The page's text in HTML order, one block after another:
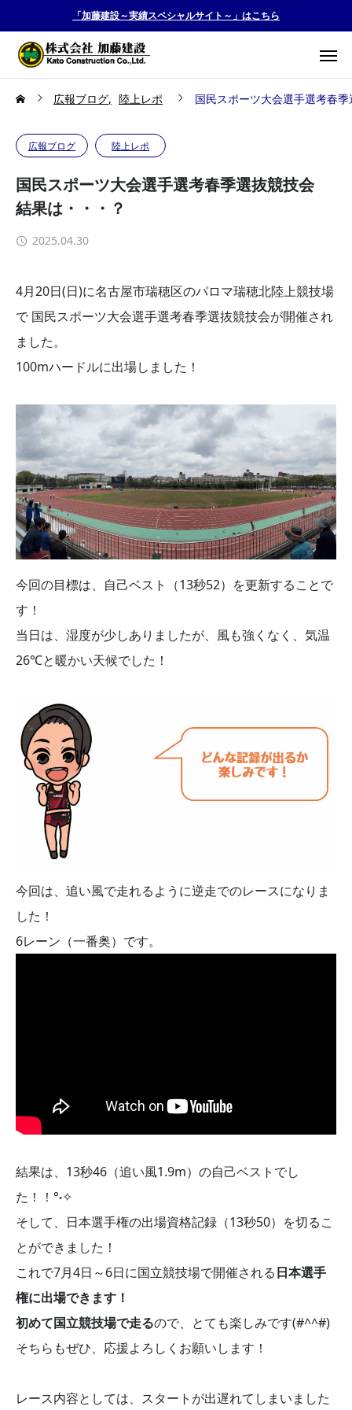
「加藤建設～実績スペシャルサイト～」はこちら
広報ブログ 陸上レポ 国民スポーツ大会選手選考春
広報ブログ 陸上レポ
国民スポーツ大会選手選考春季選抜競技会
結果は・・・？
2025.04.30
4月20日(日)に名古屋市瑞穂区のパロマ瑞穂北陸上競技場
で 国民スポーツ大会選手選考春季選抜競技会が開催され
ました。
100mハードルに出場しました！
今回の目標は、自己ベスト（13秒52）を更新することで
す！
当日は、湿度が少しありましたが、風も強くなく、気温
26℃と暖かい天候でした！
今回は、追い風で走れるように逆走でのレースになりま
した！
6レーン（一番奥）です。
結果は、13秒46（追い風1.9m）の自己ベストでし
た！！°˖✧
そして、日本選手権の出場資格記録（13秒50）を切るこ
とができました！
これで7月4日～6日に国立競技場で開催される日本選手
権に出場できます！
初めて国立競技場で走るので、とても楽しみです(#^^#)
そちらもぜひ、応援よろしくお願いします！
レース内容としては、スタートが出遅れてしまいました